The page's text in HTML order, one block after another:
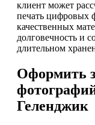
клиент может
печать цифровых
качественных
долговечность и
длительном
Оформить
Геленджик